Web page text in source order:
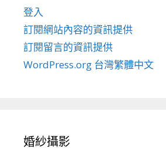
登入
訂閱網站內容的資訊提供
訂閱留言的資訊提供
WordPress.org 台灣繁體中文
婚紗攝影